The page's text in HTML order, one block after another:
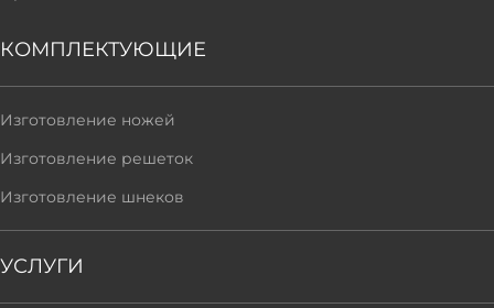
КОМПЛЕКТУЮЩИЕ
Изготовление ножей
Изготовление решеток
Изготовление шнеков
УСЛУГИ